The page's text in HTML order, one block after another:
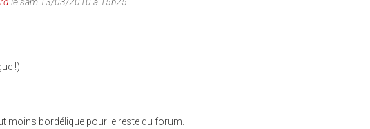
!)
moins bordélique pour le reste du forum.